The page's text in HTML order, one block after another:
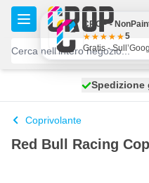
Salta al contenuto
Spedizione
100 giorni
Coprivolante
Red Bull Racing
CROP -
5
Gratis -